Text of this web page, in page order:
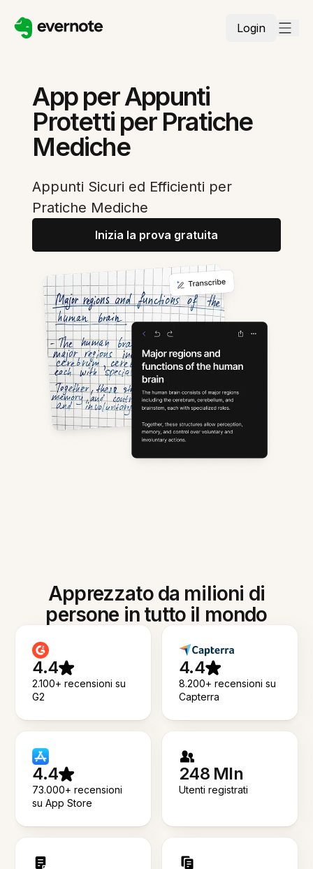
Login
App per Appunti
Protetti per Pratiche
Mediche
Appunti Sicuri ed Efficienti per
Pratiche Mediche
Inizia la prova gratuita
Apprezzato da milioni di
persone in tutto il mondo
4.4
2.100+ recensioni su
G2
4.4
8.200+ recensioni su
Capterra
4.4
73.000+ recensioni
su App Store
248 Mln
Utenti registrati